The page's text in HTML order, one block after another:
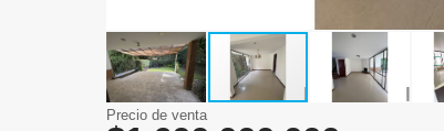
Precio de venta